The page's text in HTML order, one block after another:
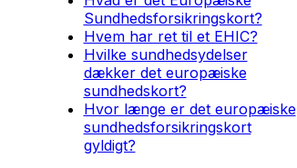
Sundhedsforsikringskort?
Hvem har ret til et EHIC?
Hvilke sundhedsydelser
dækker det europæiske
sundhedskort?
Hvor længe er det europæiske
sundhedsforsikringskort
gyldigt?